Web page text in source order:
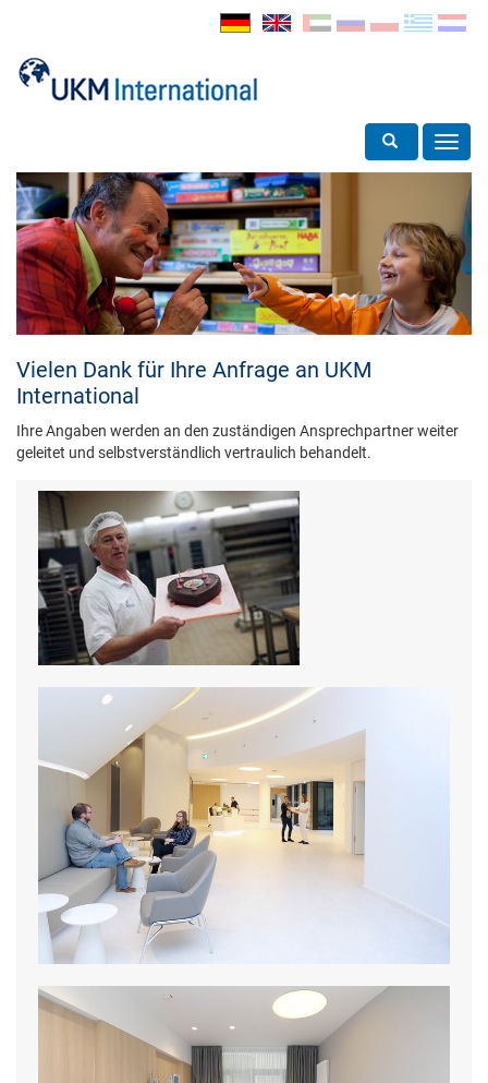
Toggle search
Vielen Dank für Ihre Anfrage an UKM
International
Ihre Angaben werden an den zuständigen Ansprechpartner weiter
geleitet und selbstverständlich vertraulich behandelt.